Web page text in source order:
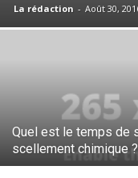
La rédaction - Août 30,
Quel est le temps de
scellement chimique ?